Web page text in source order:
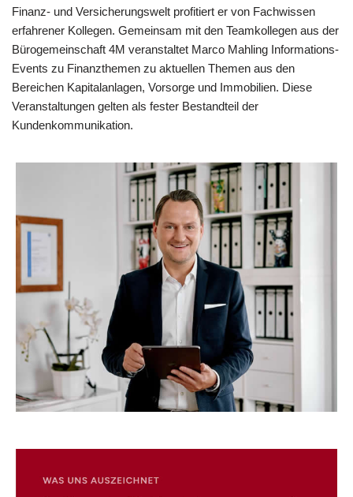
Finanz- und Versicherungswelt profitiert er von Fachwissen
erfahrener Kollegen. Gemeinsam mit den Teamkollegen aus der
Bürogemeinschaft 4M veranstaltet Marco Mahling Informations-
Events zu Finanzthemen zu aktuellen Themen aus den
Bereichen Kapitalanlagen, Vorsorge und Immobilien. Diese
Veranstaltungen gelten als fester Bestandteil der
Kundenkommunikation.
☎️ Mailen Sie uns!